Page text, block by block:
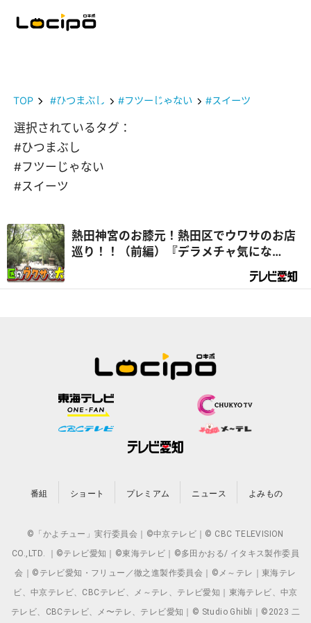
TOP #ひつまぶし #フツーじゃない #スイーツ
選択されているタグ：
#ひつまぶし
#フツーじゃない
#スイーツ
熱田神宮のお膝元！熱田区でウワサのお店
巡り！！（前編）『デラメチャ気にな
番組 ショート プレミアム ニュース よみもの
©「かよチュー」実行委員会｜©中京テレビ｜© CBC TELEVISION
CO.,LTD. ｜©テレビ愛知｜©東海テレビ｜©多田かおる/ イタキス製作委員
会｜©テレビ愛知・フリュー／徹之進製作委員会｜©メ～テレ｜東海テレ
ビ、中京テレビ、CBCテレビ、メ～テレ、テレビ愛知｜東海テレビ、中京
テレビ、CBCテレビ、メ〜テレ、テレビ愛知｜© Studio Ghibli｜©2023 二